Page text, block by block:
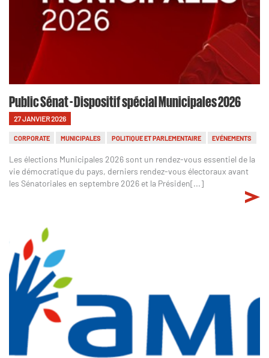
Public Sénat - Dispositif spécial Municipales 2026
27 JANVIER 2026
CORPORATE MUNICIPALES POLITIQUE ET PARLEMENTAIRE EVÉNEMENTS
Les élections Municipales 2026 sont un rendez-vous essentiel de la
vie démocratique du pays, derniers rendez-vous électoraux avant
les Sénatoriales en septembre 2026 et la Présiden[...]